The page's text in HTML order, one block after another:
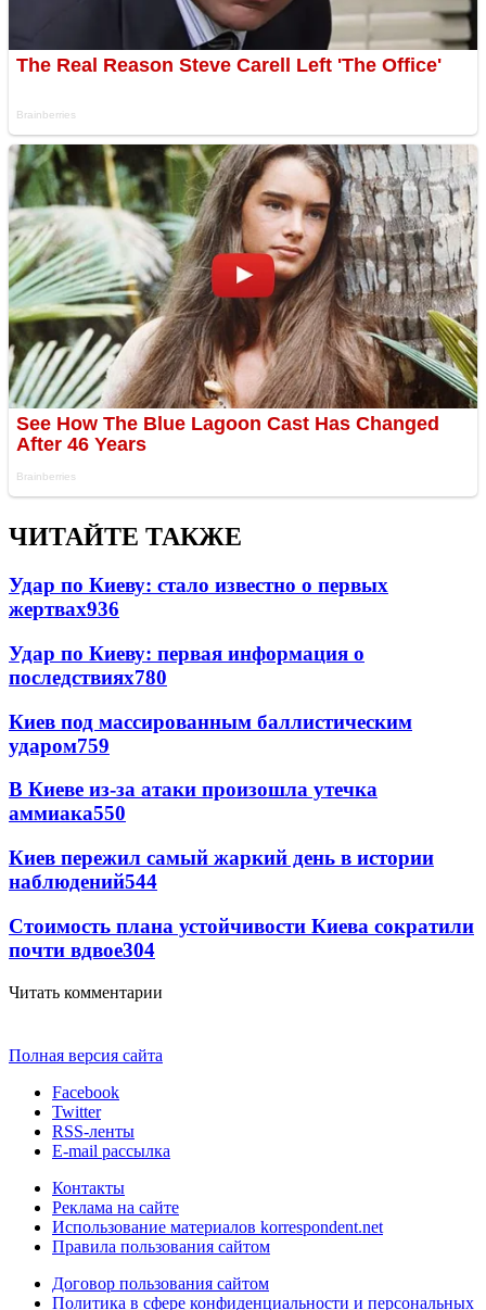
ЧИТАЙТЕ ТАКЖЕ
Удар по Киеву: стало известно о первых
жертвах936
Удар по Киеву: первая информация о
последствиях780
Киев под массированным баллистическим
ударом759
В Киеве из-за атаки произошла утечка
аммиака550
Киев пережил самый жаркий день в истории
наблюдений544
Стоимость плана устойчивости Киева сократили
почти вдвое304
Читать комментарии
Полная версия сайта
Facebook
Twitter
RSS-ленты
E-mail рассылка
Контакты
Реклама на сайте
Использование материалов korrespondent.net
Правила пользования сайтом
Договор пользования сайтом
Политика в сфере конфиденциальности и персональных